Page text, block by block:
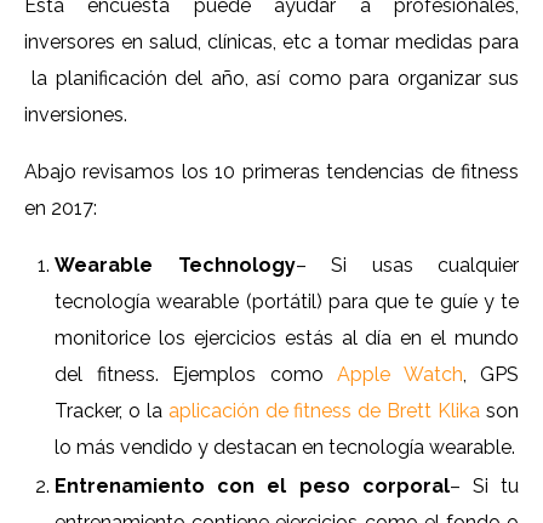
Esta encuesta puede ayudar a profesionales,
inversores en salud, clínicas, etc a tomar medidas para
la planificación del año, así como para organizar sus
inversiones.
Abajo revisamos los 10 primeras tendencias de fitness
en 2017:
Wearable Technology– Si usas cualquier
tecnología wearable (portátil) para que te guíe y te
monitorice los ejercicios estás al día en el mundo
del fitness. Ejemplos como Apple Watch, GPS
Tracker, o la aplicación de fitness de Brett Klikason
lo más vendido y destacan en tecnología wearable.
Entrenamiento con el peso corporal– Si tu